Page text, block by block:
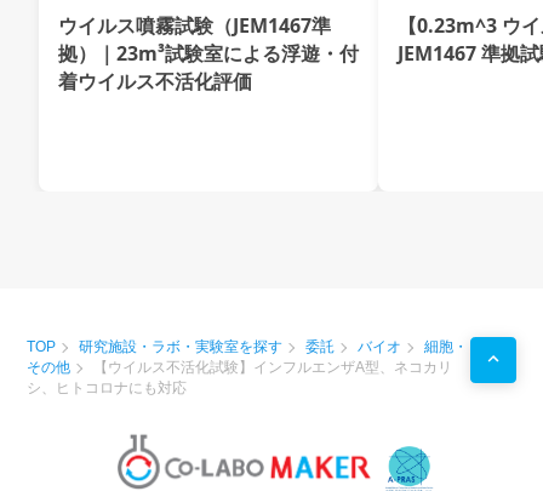
ウイルス噴霧試験（JEM1467準
拠）｜23m³試験室による浮遊・付
着ウイルス不活化評価
【0.23m^3 ウ
JEM1467 準拠
TOP 研究施設・ラボ・実験室を探す 委託 バイオ
細胞・
その他
【ウイルス不活化試験】インフルエンザA型、ネコカリ
シ、ヒトコロナにも対応